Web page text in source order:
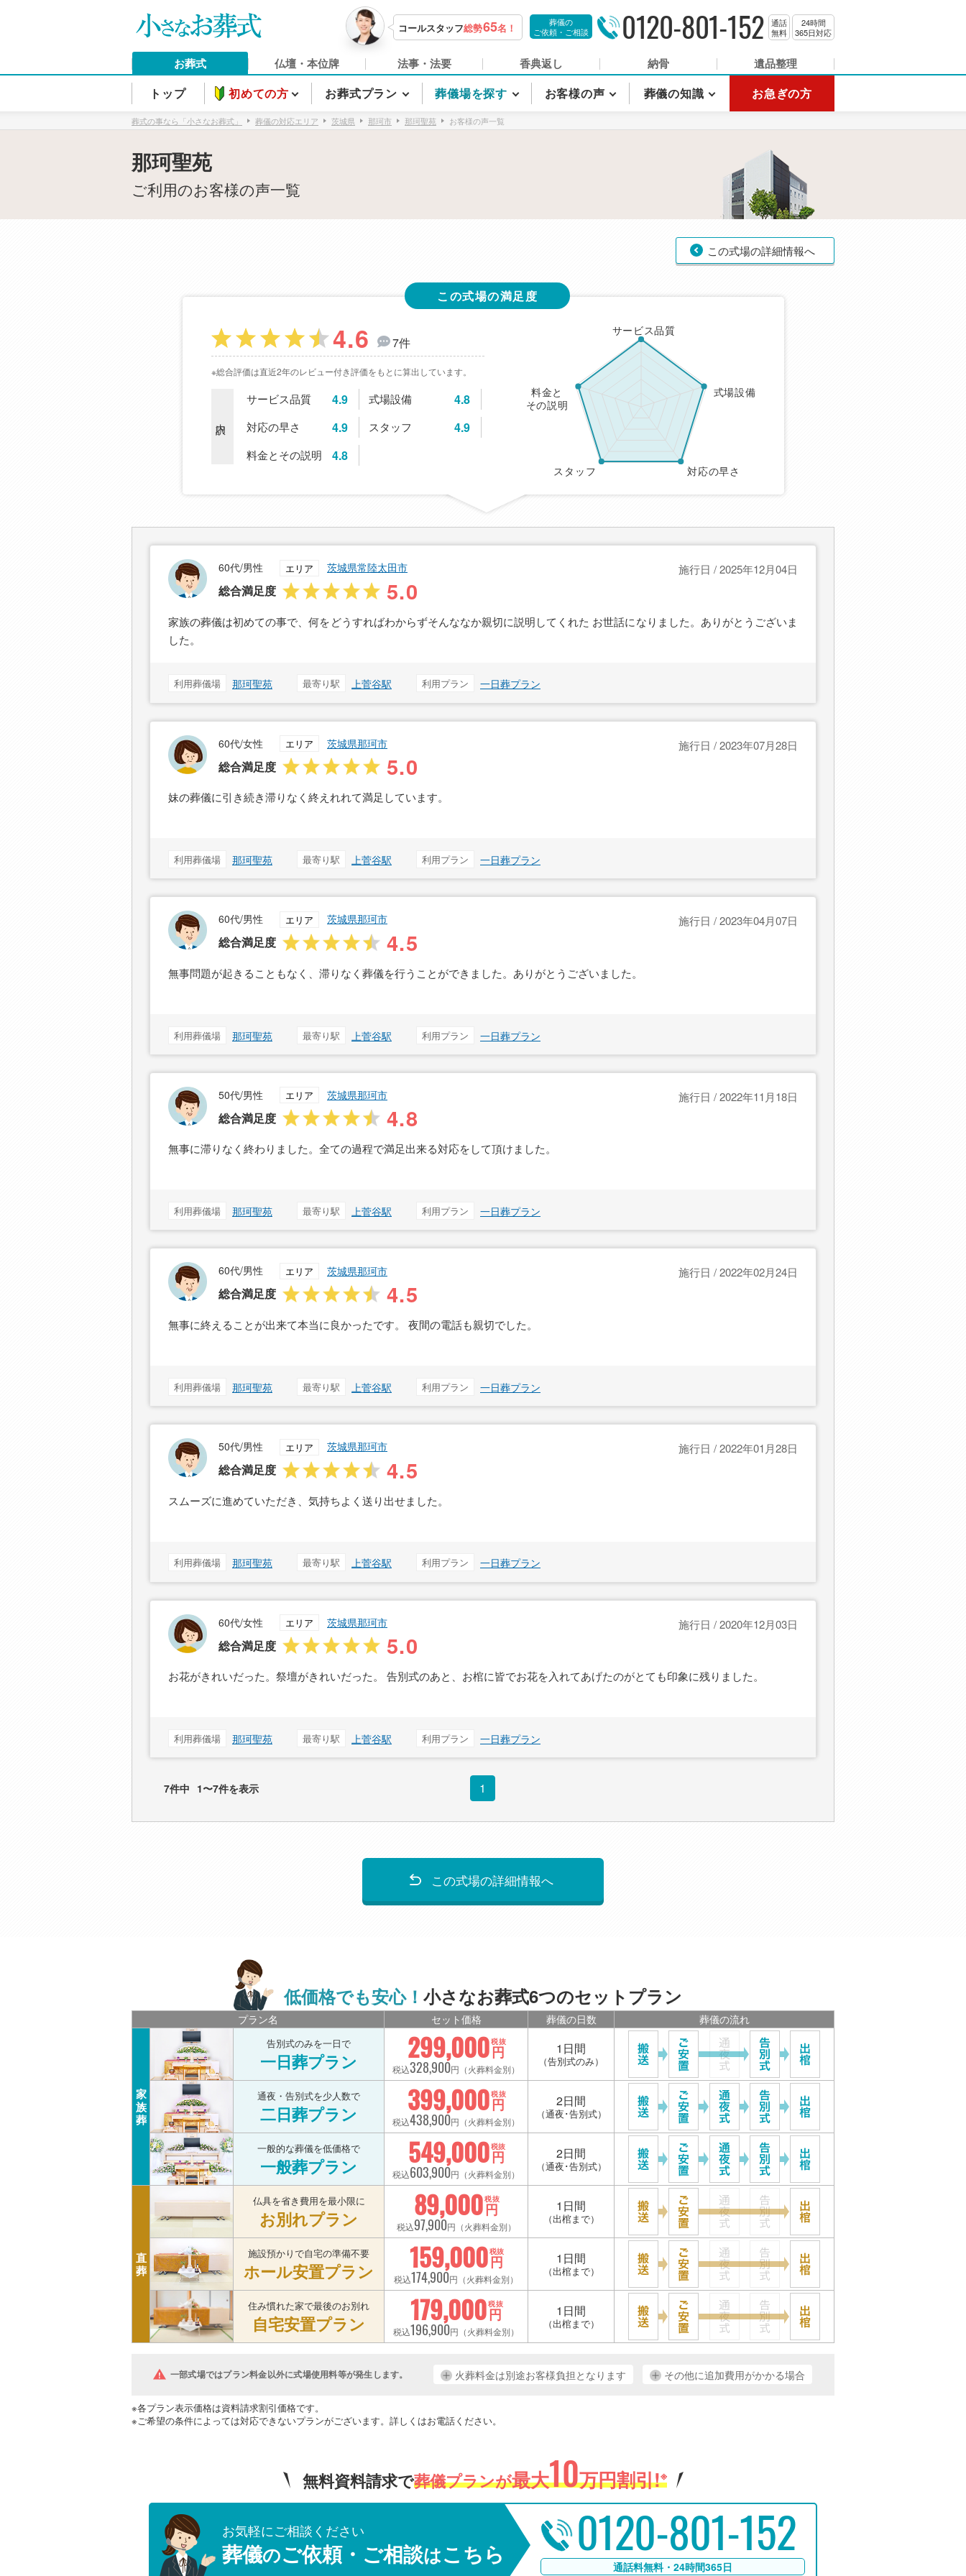
コールスタッフ総勢65名！
葬儀の
ご依頼・ご相談
0120-801-152
通話
無料
24時間
365日対応
お葬式 仏壇・本位牌 法事・法要 香典返し 納骨 遺品整理
トップ 初めての方 お葬式プラン 葬儀場を探す お客様の声 葬儀の知識 お急ぎの方
葬式の事なら「小さなお葬式」 葬儀の対応エリア 茨城県 那珂市 那珂聖苑 お客様の声一覧
那珂聖苑
ご利用のお客様の声一覧
この式場の詳細情報へ
この式場の満足度
4.6 7件
※総合評価は直近2年のレビュー付き評価をもとに算出しています。
サービス品質 4.9 式場設備 4.8
対応の早さ 4.9 スタッフ 4.9
料金とその説明 4.8
サービス品質
式場設備
対応の早さ
スタッフ
料金と
その説明
60代/男性 エリア 茨城県常陸太田市
総合満足度 5.0
施行日 / 2025年12月04日
家族の葬儀は初めての事で、何をどうすればわからずそんななか親切に説明してくれた お世話になりました。ありがとうございま
した。
利用葬儀場 那珂聖苑 最寄り駅 上菅谷駅 利用プラン 一日葬プラン
60代/女性 エリア 茨城県那珂市
総合満足度 5.0
施行日 / 2023年07月28日
妹の葬儀に引き続き滞りなく終えれれて満足しています。
利用葬儀場 那珂聖苑 最寄り駅 上菅谷駅 利用プラン 一日葬プラン
60代/男性 エリア 茨城県那珂市
総合満足度 4.5
施行日 / 2023年04月07日
無事問題が起きることもなく、滞りなく葬儀を行うことができました。ありがとうございました。
利用葬儀場 那珂聖苑 最寄り駅 上菅谷駅 利用プラン 一日葬プラン
50代/男性 エリア 茨城県那珂市
総合満足度 4.8
施行日 / 2022年11月18日
無事に滞りなく終わりました。全ての過程で満足出来る対応をして頂けました。
利用葬儀場 那珂聖苑 最寄り駅 上菅谷駅 利用プラン 一日葬プラン
60代/男性 エリア 茨城県那珂市
総合満足度 4.5
施行日 / 2022年02月24日
無事に終えることが出来て本当に良かったです。 夜間の電話も親切でした。
利用葬儀場 那珂聖苑 最寄り駅 上菅谷駅 利用プラン 一日葬プラン
50代/男性 エリア 茨城県那珂市
総合満足度 4.5
施行日 / 2022年01月28日
スムーズに進めていただき、気持ちよく送り出せました。
利用葬儀場 那珂聖苑 最寄り駅 上菅谷駅 利用プラン 一日葬プラン
60代/女性 エリア 茨城県那珂市
総合満足度 5.0
施行日 / 2020年12月03日
お花がきれいだった。祭壇がきれいだった。 告別式のあと、お棺に皆でお花を入れてあげたのがとても印象に残りました。
利用葬儀場 那珂聖苑 最寄り駅 上菅谷駅 利用プラン 一日葬プラン
1
7件中 1〜7件を表示
この式場の詳細情報へ
低価格でも安心！ 小さなお葬式6つのセットプラン
プラン名 セット価格 葬儀の日数 葬儀の流れ
家
族
葬
告別式のみを一日で
一日葬プラン 299,000円
税抜
税込328,900円（火葬料金別）
1日間
（告別式のみ）
通夜・告別式を少人数で
二日葬プラン 399,000円
税抜
税込438,900円（火葬料金別）
2日間
（通夜･告別式）
一般的な葬儀を低価格で
一般葬プラン 549,000円
税抜
税込603,900円（火葬料金別）
2日間
（通夜･告別式）
直
葬
仏具を省き費用を最小限に
お別れプラン 89,000円
税抜
税込97,900円（火葬料金別）
1日間
（出棺まで）
施設預かりで自宅の準備不要
ホール安置プラン 159,000円
税抜
税込174,900円（火葬料金別）
1日間
（出棺まで）
住み慣れた家で最後のお別れ
自宅安置プラン 179,000円
税抜
税込196,900円（火葬料金別）
1日間
（出棺まで）
一部式場ではプラン料金以外に式場使用料等が発生します。 火葬料金は別途お客様負担となります その他に追加費用がかかる場合
※各プラン表示価格は資料請求割引価格です。
※ご希望の条件によっては対応できないプランがございます。詳しくはお電話ください。
無料資料請求で葬儀プランが最大10万円割引!※
お気軽にご相談ください
葬儀のご依頼・ご相談はこちら 0120-801-152
通話料無料・24時間365日